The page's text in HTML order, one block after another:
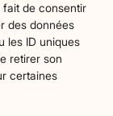
de consentir
des données
les ID uniques
retirer son
certaines
79
61
175
75 Santé